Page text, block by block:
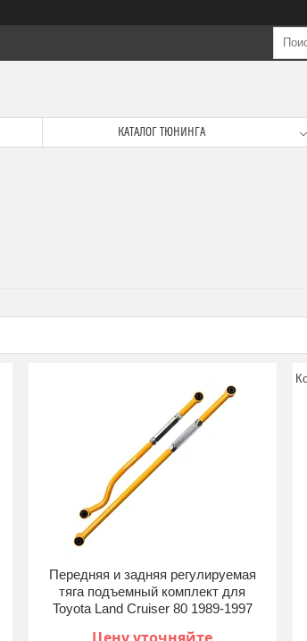
КАТАЛОГ ТЮНИНГА
Передняя и задняя регулируемая
тяга подъемный комплект для
Toyota Land Cruiser 80 1989-1997